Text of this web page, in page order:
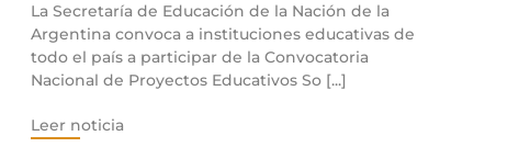
La Secretaría de Educación de la Nación de la
Argentina convoca a instituciones educativas de
todo el país a participar de la Convocatoria
Nacional de Proyectos Educativos So [...]
Leer noticia